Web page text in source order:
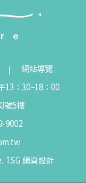
網站導覽
13：30~18：00
號5樓
9002
TSG 網頁設計